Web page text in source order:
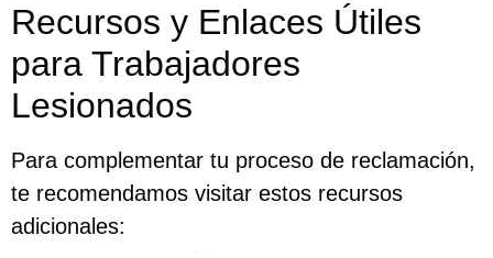
Recursos y Enlaces Útiles
para Trabajadores
Lesionados
Para complementar tu proceso de reclamación,
te recomendamos visitar estos recursos
adicionales: